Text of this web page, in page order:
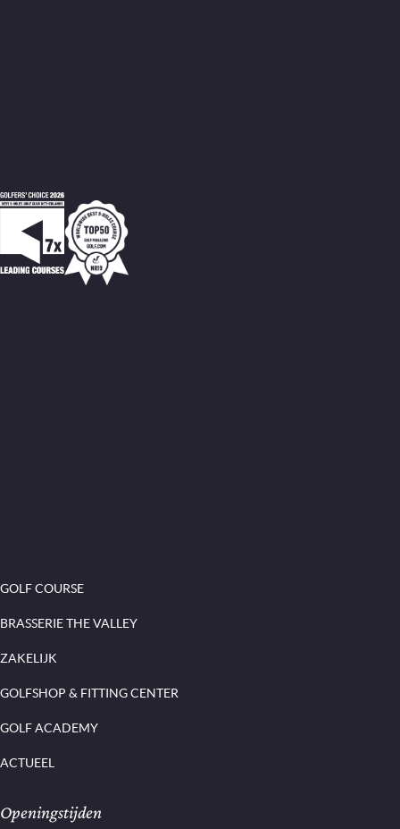
GOLF COURSE
BRASSERIE THE VALLEY
ZAKELIJK
GOLFSHOP & FITTING CENTER
GOLF ACADEMY
ACTUEEL
Openingstijden